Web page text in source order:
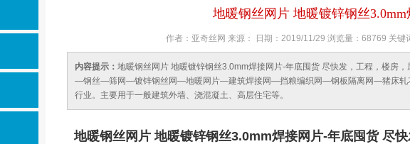
地暖钢丝网片 地暖镀锌钢丝
作者：亚奇丝网 来源： 日期：2019/11/29 浏览量：68769 关
内容提示： 地暖钢丝网片 地暖镀锌钢丝3.0mm焊接网片-年底囤货 尽快发，工程，楼房
—钢丝—筛网—镀锌钢丝网—地暖网片—建筑焊接网—挡粮编织网—钢板隔离网—猪床轧
行业。主要用于一般建筑外墙、浇混凝土、高层住宅等。
地暖钢丝网 片 地暖镀锌钢丝3.0mm焊接网片-年底囤货 尽